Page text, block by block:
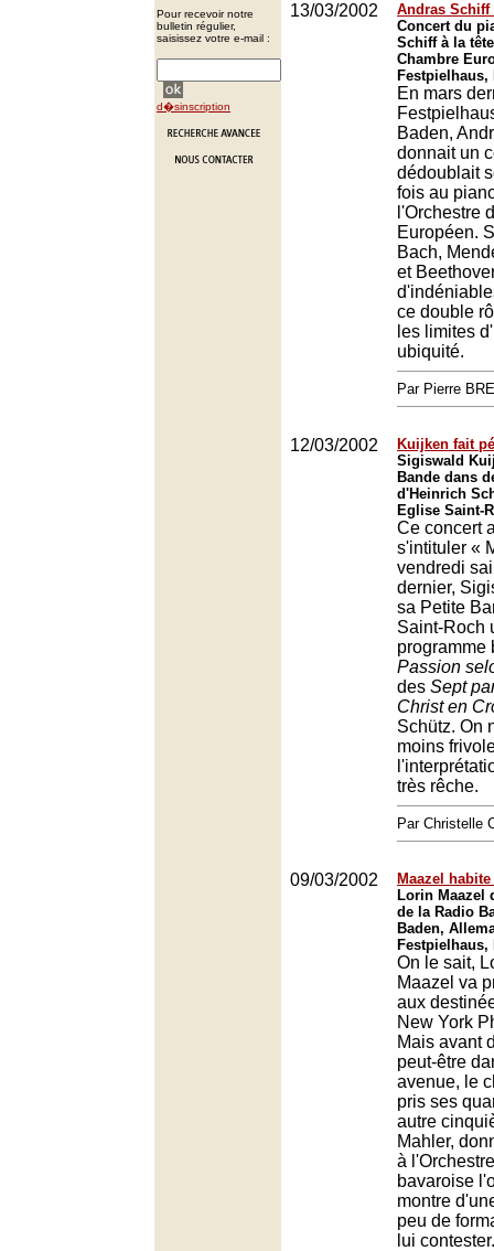
Pour recevoir notre
bulletin régulier,
saisissez votre e-mail :
d�sinscription
13/03/2002
Andras Schiff
Concert du
Schiff à la
Chambre
Festpielhaus,
En mars
Baden,
donnait un
dédoublait
fois au
l'Orchestre
Européen.
Bach,
et
ce double
les limites
ubiquité.
Par Pierre
12/03/2002
Kuijken fait
Sigiswald
Bande dans
d'Heinrich
Eglise Saint-
Ce concert
s'intituler «
vendredi
dernier,
sa Petite
Saint-Roch
programme
Passion
des Sept
Christ en
Schütz. On
moins
très rêche.
Par Christelle
09/03/2002
Maazel
Lorin Maazel
de la Radio
Baden,
Festpielhaus,
On le sait,
Maazel va
aux
New York
Mais avant
peut-être
avenue, le
pris ses
autre
Mahler,
à
bavaroise
montre
peu de
lui contester.